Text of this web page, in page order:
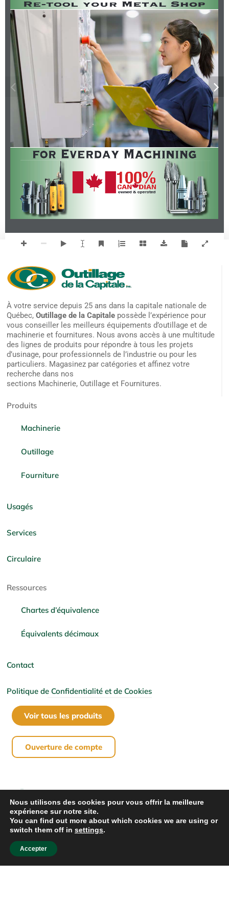
À votre service depuis 25 ans dans la capitale nationale de
Québec,Outillage de la Capitale possède l’expérience pour
vous conseiller les meilleurs équipements d’outillage et de
machinerie et fournitures. Nous avons accès à une multitude
des lignes de produits pour répondre à tous les projets
d’usinage, pour professionnels de l’industrie ou pour les
particuliers. Magasinez par catégories et affinez votre
recherche dans nos
sections Machinerie, Outillage et Fournitures.
Produits
Machinerie
Outillage
Fourniture
Usagés
Services
Circulaire
Ressources
Chartes d’équivalence
Équivalents décimaux
Contact
Politique de Confidentialité et de Cookies
Voir tous les produits
Ouverture de compte
Tout droit réservé | Outillage de la Capitale 2022
Nous utilisons des cookies pour vous offrir la meilleure
expérience sur notre site.
You can find out more about which cookies we are using or
switch them off in settings.
Accepter